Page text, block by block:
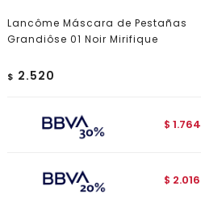
Lancôme Máscara de Pestañas
Grandiôse 01 Noir Mirifique
$ 2.520
$ 1.764
$ 2.016